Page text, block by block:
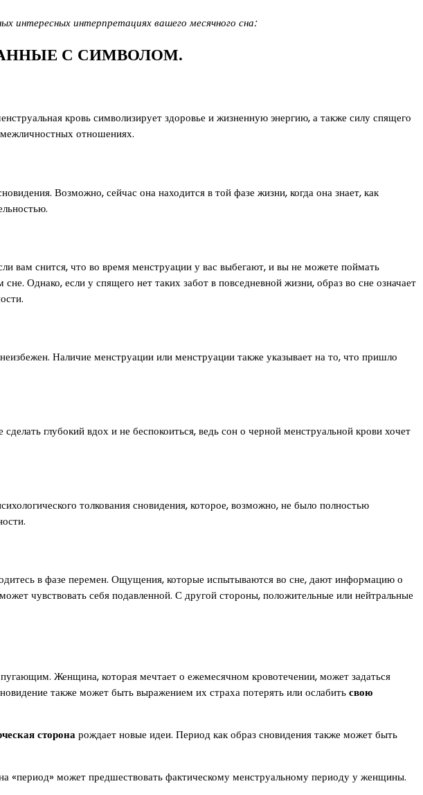
интересных интерпретациях вашего месячного сна:
С СИМВОЛОМ.
кровь символизирует здоровье и жизненную энергию, а также силу спящего
межличностных отношениях.
Возможно, сейчас она находится в той фазе жизни, когда она знает, как
вам снится, что во время менструации у вас выбегают, и вы не можете поймать
Однако, если у спящего нет таких забот в повседневной жизни, образ во сне означает
Наличие менструации или менструации также указывает на то, что пришло
глубокий вдох и не беспокоиться, ведь сон о черной менструальной крови хочет
толкования сновидения, которое, возможно, не было полностью
в фазе перемен. Ощущения, которые испытываются во сне, дают информацию о
чувствовать себя подавленной. С другой стороны, положительные или нейтральные
Женщина, которая мечтает о ежемесячном кровотечении, может задаться
также может быть выражением их страха потерять или ослабитьсвою
сторонарождает новые идеи. Период как образ сновидения также может быть
«период» может предшествовать фактическому менструальному периоду у женщины.